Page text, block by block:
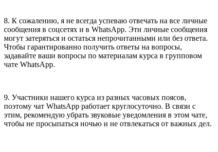
8. К сожалению, я не всегда успеваю отвечать на все личные
сообщения в соцсетях и в WhatsApp. Эти личные сообщения
могут затеряться и остаться непрочитанными или без ответа.
Чтобы гарантированно получить ответы на вопросы,
задавайте ваши вопросы по материалам курса в групповом
чате WhatsApp.
9. Участники нашего курса из разных часовых поясов,
поэтому чат WhatsApp работает круглосуточно. В связи с
этим, рекомендую убрать звуковые уведомления в этом чате,
чтобы не просыпаться ночью и не отвлекаться от важных дел.